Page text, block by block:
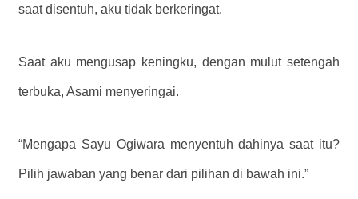
saat disentuh, aku tidak berkeringat.
Saat aku mengusap keningku, dengan mulut setengah
terbuka, Asami menyeringai.
“Mengapa Sayu Ogiwara menyentuh dahinya saat itu?
Pilih jawaban yang benar dari pilihan di bawah ini.”